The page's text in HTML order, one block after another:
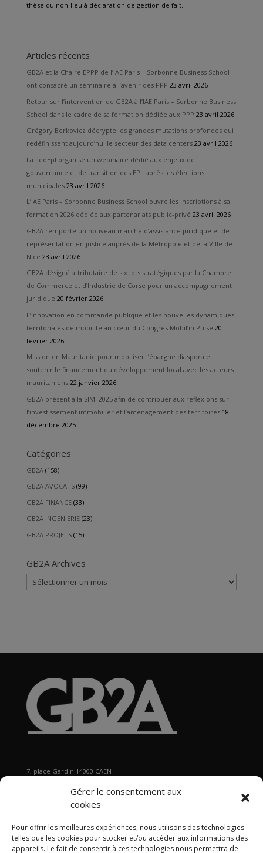
Gérer le consentement aux
cookies
Pour offrir les meilleures expériences, nous utilisons des technologies
telles que les cookies pour stocker et/ou accéder aux informations des
appareils. Le fait de consentir à ces technologies nous permettra de
thèse du non-lieu à déclaration de gestion de fait.
Articles récents
GB2A et la Chaire EPPP de l’IAE Paris – Sorbonne Business School
ont consacré un séminaire à l’avenir des PPP 23 avril 2026
Retour sur l’intervention de GB2A à l’IAE Paris – Sorbonne Business
School dans le cadre de sa formation dédiée aux PPP 23 avril 2026
Grégory Berkovicz décrypte les grandes mutations profondes qui
redéfinissent aujourd’hui le secteur des data centers 23 avril 2026
La FedEpl organise un webinaire dédié aux enjeux de
gouvernance et de transition des EPL après les élections
municipales 23 avril 2026
L’IAE Paris – Sorbonne Business School ouvre les inscriptions à sa
formation 2026 dédiée aux partenariats public-privé 23 avril 2026
GB2A remporte un nouveau marché d’assistance juridique et de
représentation en justice auprès de la Métropole et de la Ville de
Nice 23 avril 2026
GB2A désigné attributaire de six lots stratégiques par la Chambre
de Commerce et d’Industrie de Corse pour un accompagnement
juridique 20 février 2026
L’innovation en commande publique et les nouvelles dynamiques
territoriales de mobilité au cœur du Congrès Mobil’in Pulse 20
février 2026
Mission en Mauritanie pour mobiliser l’épargne diaspora et
soutenir le financement du développement local avec les acteurs
mauritaniens 22 janvier 2026
GB2A présent à la SIMI 2025 afin de contribuer aux réflexions sur
l’investissement immobilier et l’aménagement des territoires 18
décembre 2025
Catégories
GB2A(158)
GB2A AVOCATS(99)
GB2A FINANCE(33)
GB2A INGENIERIE(23)
GB2A PROJETS(15)
GB2A Archives
GB2A
Archives
7, place Gardin 14000 CAEN
ecretariat@gb2a.fr
Nos bureaux
Caen • Paris • Marseille Lyon• Nancy • Lille •Bordeaux •